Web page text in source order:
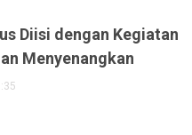
Diisi dengan Kegiatan
Menyenangkan